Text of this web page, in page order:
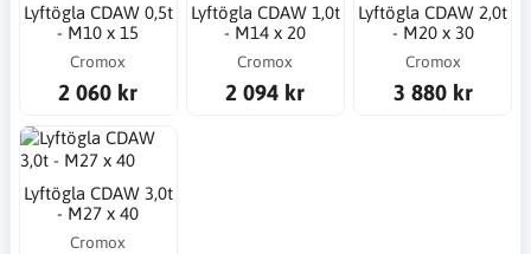
Lyftögla CDAW 0,5t
- M10 x 15
Cromox
2 060 kr
Lyftögla CDAW 1,0t
- M14 x 20
Cromox
2 094 kr
Lyftögla CDAW 2,0t
- M20 x 30
Cromox
3 880 kr
Lyftögla CDAW 3,0t
- M27 x 40
Cromox